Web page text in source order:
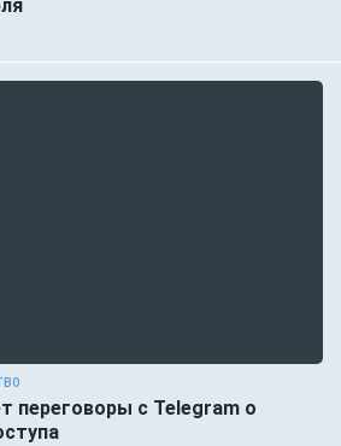
переговоры с Telegram о